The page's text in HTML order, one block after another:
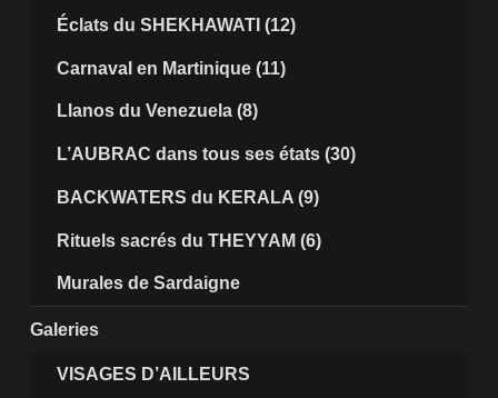
Éclats du SHEKHAWATI (12)
Carnaval en Martinique (11)
Llanos du Venezuela (8)
L’AUBRAC dans tous ses états (30)
BACKWATERS du KERALA (9)
Rituels sacrés du THEYYAM (6)
Murales de Sardaigne
Galeries
VISAGES D’AILLEURS